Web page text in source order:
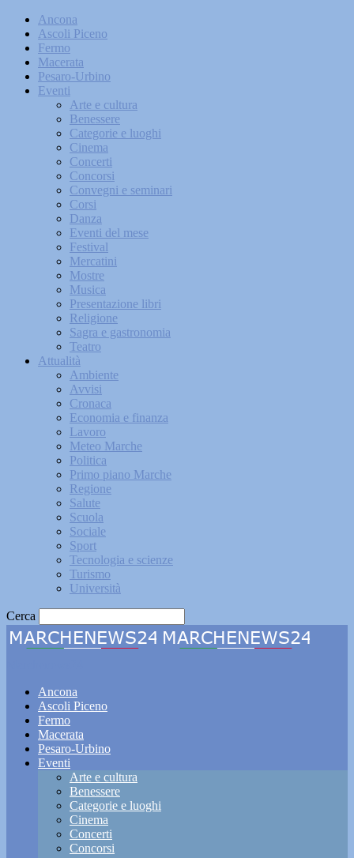
Ancona
Ascoli Piceno
Fermo
Macerata
Pesaro-Urbino
Eventi
Arte e cultura
Benessere
Categorie e luoghi
Cinema
Concerti
Concorsi
Convegni e seminari
Corsi
Danza
Eventi del mese
Festival
Mercatini
Mostre
Musica
Presentazione libri
Religione
Sagra e gastronomia
Teatro
Attualità
Ambiente
Avvisi
Cronaca
Economia e finanza
Lavoro
Meteo Marche
Politica
Primo piano Marche
Regione
Salute
Scuola
Sociale
Sport
Tecnologia e scienze
Turismo
Università
Cerca
Ancona
Ascoli Piceno
Fermo
Macerata
Pesaro-Urbino
Eventi
Arte e cultura
Benessere
Categorie e luoghi
Cinema
Concerti
Concorsi